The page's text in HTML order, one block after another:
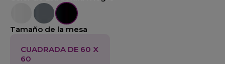
BlancoAluminioNegro
Tamaño de la mesa
CUADRADA DE 60 X
60